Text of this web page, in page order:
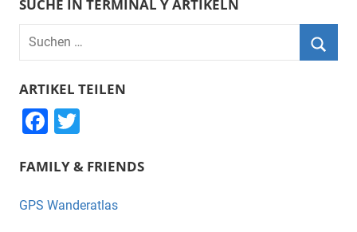
SUCHE IN TERMINAL Y ARTIKELN
Suchen
nach:
ARTIKEL TEILEN
F
c
e
tt
er
FAMILY & FRIENDS
GPS Wanderatlas